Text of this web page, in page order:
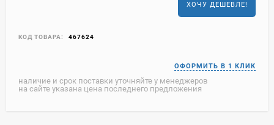
ХОЧУ ДЕШЕВЛЕ!
КОД ТОВАРА: 467624
наличие и срок поставки уточняйте у менеджеров
на сайте указана цена последнего предложения